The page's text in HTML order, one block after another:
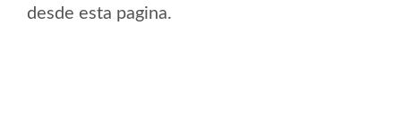
desde esta pagina.